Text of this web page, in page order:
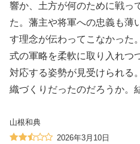
響か、土方が何のために戦っ
た。藩主や将軍への忠義も薄
す理念が伝わってこなかった
式の軍略を柔軟に取り入れつ
対応する姿勢が見受けられる
織づくりだったのだろうか。
山根和典
2026年3月10日